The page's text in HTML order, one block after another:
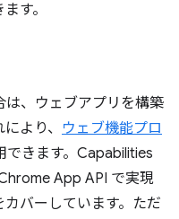
す。
、ウェブアプリを構築
より、 ウェブ機能プロ
できます。Capabilities
App API で実現
バーしています。ただ